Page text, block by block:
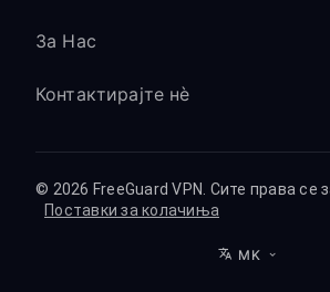
За Нас
Контактирајте нè
© 2026 FreeGuard VPN. Сите права се
Поставки за колачиња
MK